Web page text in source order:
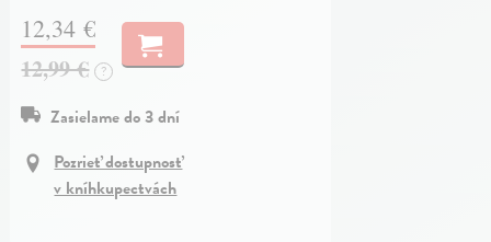
12,34 €
12,99 € ?
Zasielame do 3 dní
Pozrieť dostupnosť
v kníhkupectvách